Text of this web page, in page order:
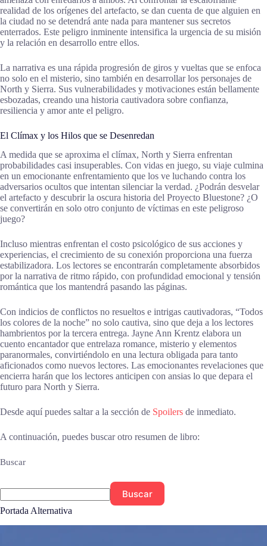
realidad de los orígenes del artefacto, se dan cuenta de que alguien en
la ciudad no se detendrá ante nada para mantener sus secretos
enterrados. Este peligro inminente intensifica la urgencia de su misión
y la relación en desarrollo entre ellos.
La narrativa es una rápida progresión de giros y vueltas que se enfoca
no solo en el misterio, sino también en desarrollar los personajes de
North y Sierra. Sus vulnerabilidades y motivaciones están bellamente
esbozadas, creando una historia cautivadora sobre confianza,
resiliencia y amor ante el peligro.
El Clímax y los Hilos que se Desenredan
A medida que se aproxima el clímax, North y Sierra enfrentan
probabilidades casi insuperables. Con vidas en juego, su viaje culmina
en un emocionante enfrentamiento que los ve luchando contra los
adversarios ocultos que intentan silenciar la verdad. ¿Podrán desvelar
el artefacto y descubrir la oscura historia del Proyecto Bluestone? ¿O
se convertirán en solo otro conjunto de víctimas en este peligroso
juego?
Incluso mientras enfrentan el costo psicológico de sus acciones y
experiencias, el crecimiento de su conexión proporciona una fuerza
estabilizadora. Los lectores se encontrarán completamente absorbidos
por la narrativa de ritmo rápido, con profundidad emocional y tensión
romántica que los mantendrá pasando las páginas.
Con indicios de conflictos no resueltos e intrigas cautivadoras, “Todos
los colores de la noche” no solo cautiva, sino que deja a los lectores
hambrientos por la tercera entrega. Jayne Ann Krentz elabora un
cuento encantador que entrelaza romance, misterio y elementos
paranormales, convirtiéndolo en una lectura obligada para tanto
aficionados como nuevos lectores. Las emocionantes revelaciones que
encierra harán que los lectores anticipen con ansias lo que depara el
futuro para North y Sierra.
Desde aquí puedes saltar a la sección de Spoilers de inmediato.
A continuación, puedes buscar otro resumen de libro:
Buscar
Buscar
Portada Alternativa